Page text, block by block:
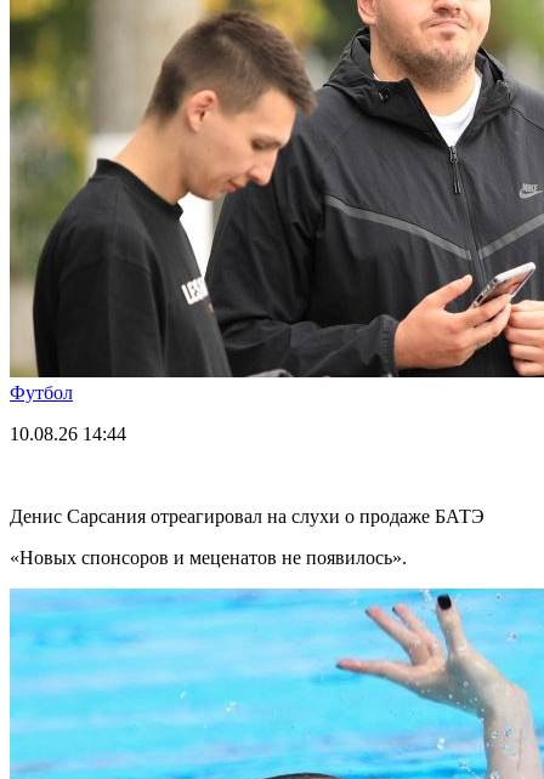
Футбол
10.08.26 14:44
Денис Сарсания отреагировал на слухи о продаже БАТЭ
«Новых спонсоров и меценатов не появилось».